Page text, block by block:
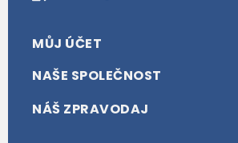
MŮJ ÚČET
NAŠE SPOLEČNOST
NÁŠ ZPRAVODAJ